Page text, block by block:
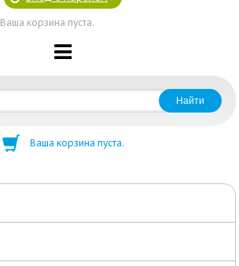
Ваша корзина пуста.
Ваша корзина пуста.